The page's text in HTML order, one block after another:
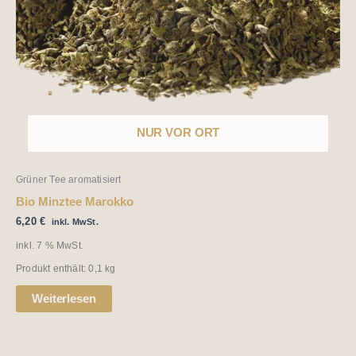
NUR VOR ORT
Grüner Tee aromatisiert
Bio Minztee Marokko
6,20 € inkl. MwSt.
inkl. 7 % MwSt.
Produkt enthält: 0,1 kg
Weiterlesen